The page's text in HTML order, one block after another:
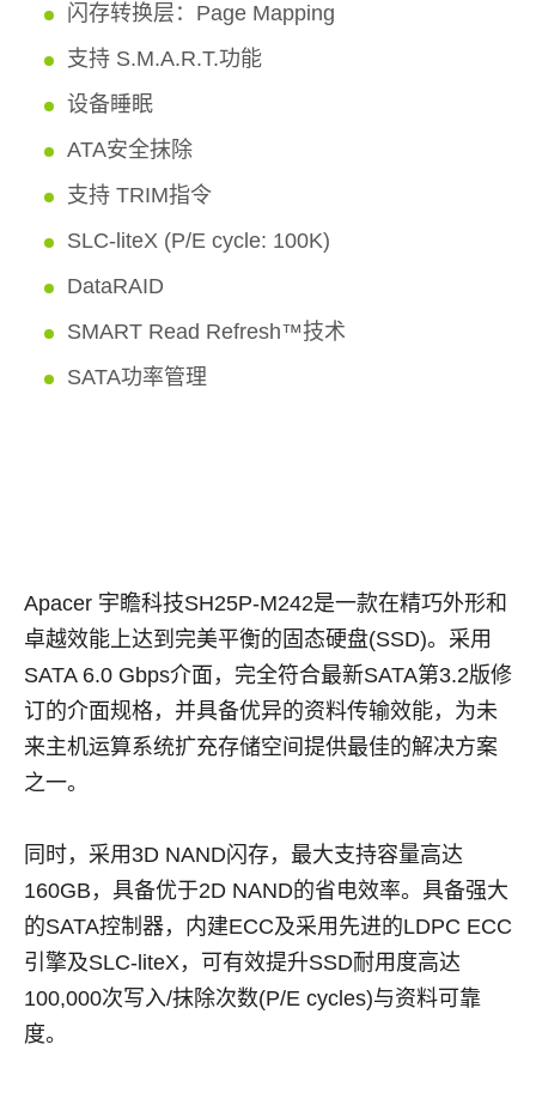
闪存转换层：Page Mapping
支持 S.M.A.R.T.功能
设备睡眠
ATA安全抹除
支持 TRIM指令
SLC-liteX (P/E cycle: 100K)
DataRAID
SMART Read Refresh™技术
SATA功率管理
Apacer 宇瞻科技SH25P-M242是一款在精巧外形和
卓越效能上达到完美平衡的固态硬盘(SSD)。采用
SATA 6.0 Gbps介面，完全符合最新SATA第3.2版修
订的介面规格，并具备优异的资料传输效能，为未
来主机运算系统扩充存储空间提供最佳的解决方案
之一。
同时，采用3D NAND闪存，最大支持容量高达
160GB，具备优于2D NAND的省电效率。具备强大
的SATA控制器，内建ECC及采用先进的LDPC ECC
引擎及SLC-liteX，可有效提升SSD耐用度高达
100,000次写入/抹除次数(P/E cycles)与资料可靠
度。